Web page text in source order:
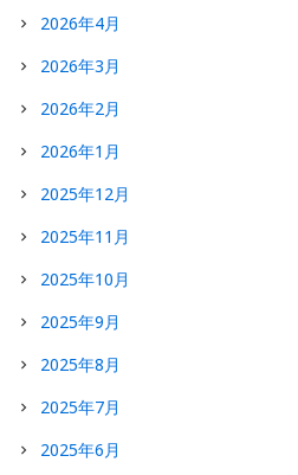
2026年4月
2026年3月
2026年2月
2026年1月
2025年12月
2025年11月
2025年10月
2025年9月
2025年8月
2025年7月
2025年6月